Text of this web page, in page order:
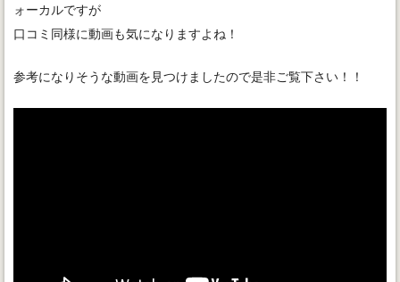
ォーカルですが
口コミ同様に動画も気になりますよね！
参考になりそうな動画を見つけましたので是非ご覧下さい！！